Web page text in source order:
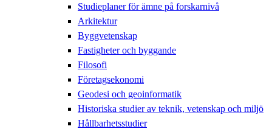
Studieplaner för ämne på forskarnivå
Arkitektur
Byggvetenskap
Fastigheter och byggande
Filosofi
Företagsekonomi
Geodesi och geoinformatik
Historiska studier av teknik, vetenskap och miljö
Hållbarhetsstudier